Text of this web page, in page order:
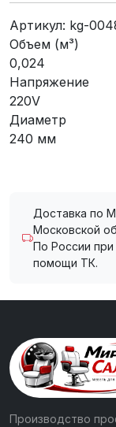
Артикул: kg-
Объем (м³)
0,024
Напряжение
220V
Диаметр
240 мм
Доставка по
Московской
По России при
помощи ТК.
Производство